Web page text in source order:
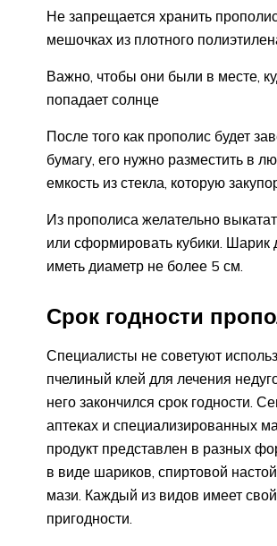
Не запрещается хранить
мешочках из плотного
Важно, чтобы они были в месте,
попадает солнце
После того как прополис будет
бумагу, его нужно разместить в
емкость из стекла, которую
Из прополиса желательно
или сформировать кубики. Шарик
иметь диаметр не более 5 см.
Срок годности
Специалисты не советуют
пчелиный клей для лечения
него закончился срок годности.
аптеках и специализированных
продукт представлен в разных
в виде шариков, спиртовой
мази. Каждый из видов имеет
пригодности.